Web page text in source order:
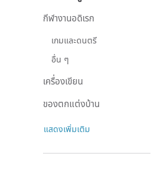
กีฬางานอดิเรก
เกมและดนตรี
อื่น ๆ
เครื่องเขียน
ของตกแต่งบ้าน
แสดงเพิ่มเติม